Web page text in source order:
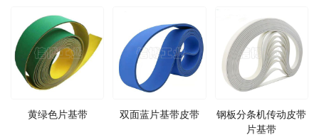
黄绿色片基带 双面蓝片基带皮带
钢板分条机传动皮带
片基带